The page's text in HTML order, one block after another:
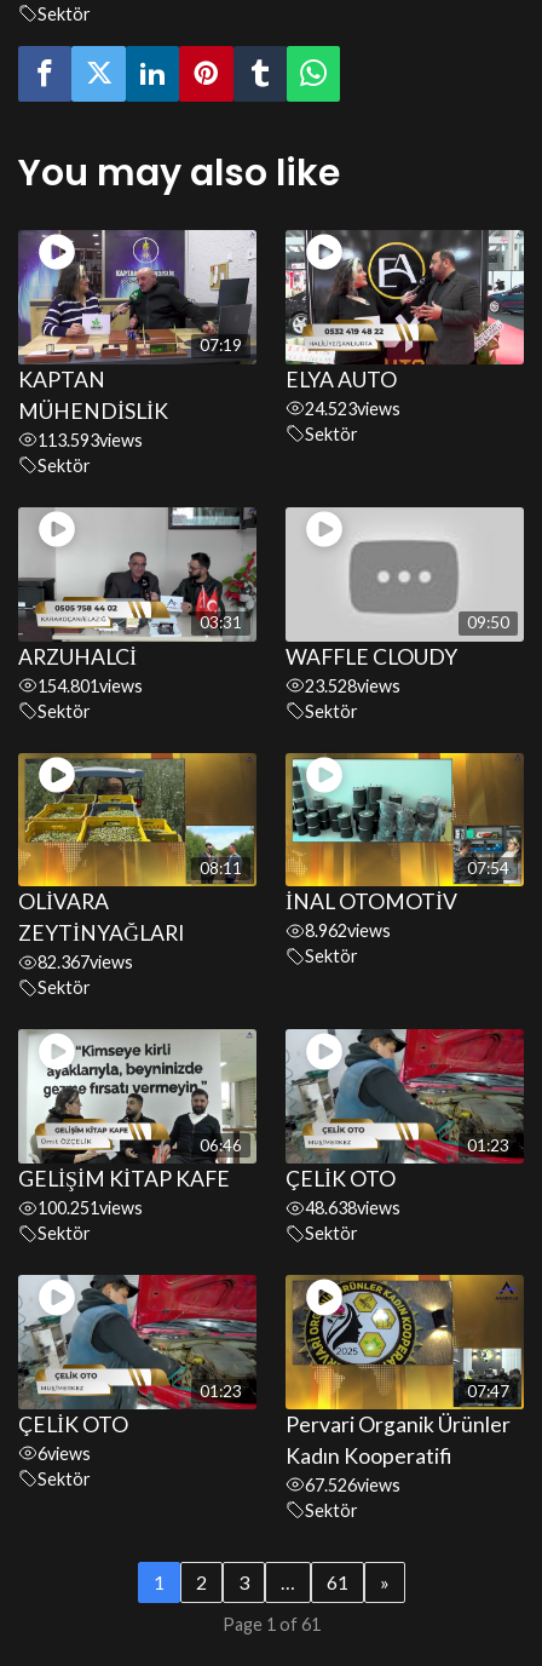
Sektör
You may also like
07:19
KAPTAN
MÜHENDİSLİK
113.593views
Sektör
ELYA AUTO
24.523views
Sektör
03:31
ARZUHALCİ
154.801views
Sektör
09:50
WAFFLE CLOUDY
23.528views
Sektör
08:11
OLİVARA
ZEYTİNYAĞLARI
82.367views
Sektör
07:54
İNAL OTOMOTİV
8.962views
Sektör
06:46
GELİŞİM KİTAP KAFE
100.251views
Sektör
01:23
ÇELİK OTO
48.638views
Sektör
01:23
ÇELİK OTO
6views
Sektör
07:47
Pervari Organik Ürünler
Kadın Kooperatifi
67.526views
Sektör
1 2 3 … 61 »
Page 1 of 61